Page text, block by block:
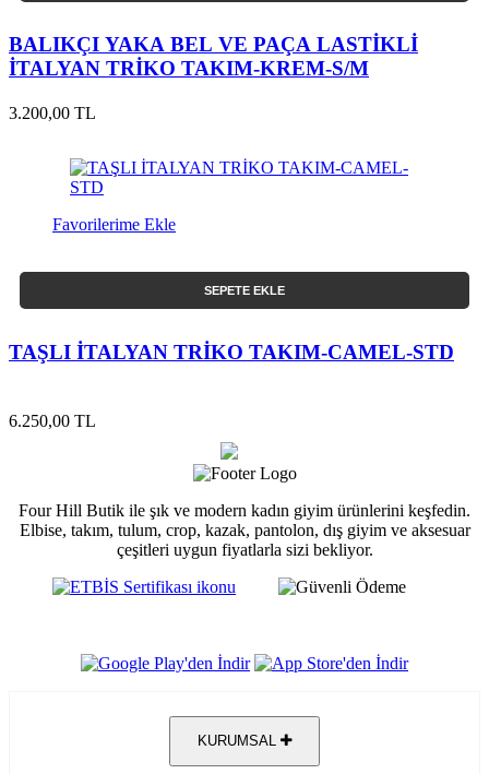
BALIKÇI YAKA BEL VE PAÇA LASTİKLİ
İTALYAN TRİKO TAKIM-KREM-S/M
3.200,00 TL
Favorilerime Ekle
SEPETE EKLE
TAŞLI İTALYAN TRİKO TAKIM-CAMEL-STD
6.250,00 TL
Four Hill Butik ile şık ve modern kadın giyim ürünlerini keşfedin.
Elbise, takım, tulum, crop, kazak, pantolon, dış giyim ve aksesuar
çeşitleri uygun fiyatlarla sizi bekliyor.
KURUMSAL